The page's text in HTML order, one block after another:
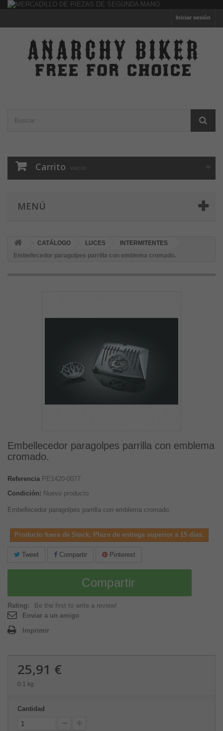
Iniciar sesión
Carrito vacío
MENÚ
CATÁLOGO LUCES
INTERMITENTES
Embellecedor paragolpes parrilla con emblema cromado.
Embellecedor paragolpes parrilla con emblema
cromado.
Referencia PE1420-0077
Condición: Nuevo producto
Embellecedor paragolpes parrilla con emblema cromado.
Producto fuera de Stock. Plazo de entrega superior a 15 días.
Tweet Compartir Pinterest
Compartir
Rating:
Be the first to write a review!
Enviar a un amigo
Imprimir
25,91 €
0.1 kg
Cantidad